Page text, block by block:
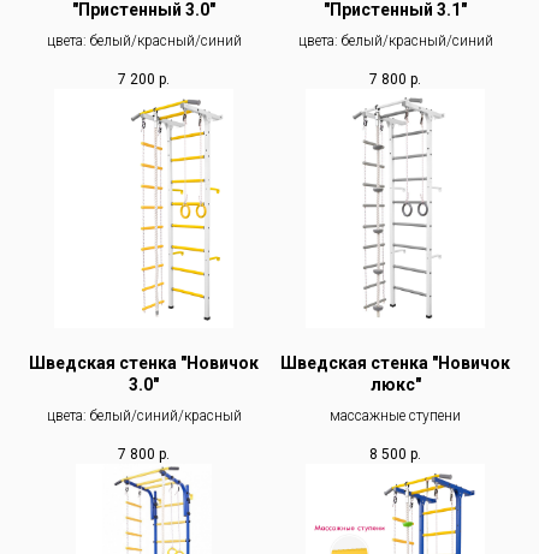
"Пристенный 3.0"
цвета: белый/красный/синий
7 200 р.
"Пристенный 3.1"
цвета: белый/красный/синий
7 800 р.
Шведская стенка "Новичок
3.0"
цвета: белый/синий/красный
7 800 р.
Шведская стенка "Новичок
люкс"
массажные ступени
8 500 р.